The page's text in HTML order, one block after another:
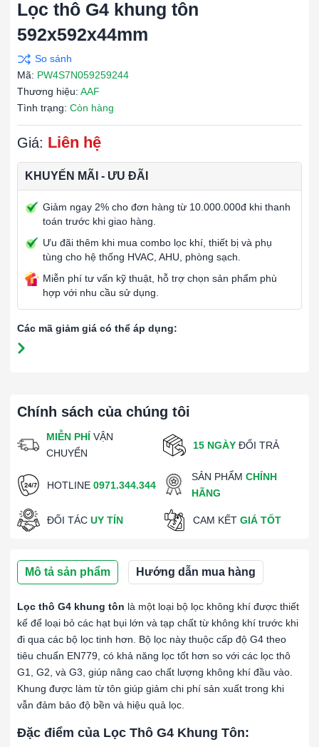
Chính sách của chúng tôi
MIỄN PHÍ VẬN
CHUYỂN
15 NGÀY ĐỔI TRẢ
HOTLINE 0971.344.344
SẢN PHẨMCHÍNH
HÃNG
ĐỐI TÁC UY TÍN CAM KẾT GIÁ TỐT
Mô tả sản phẩm Hướng dẫn mua hàng
Lọc thô G4 khung tôn là một loại bộ lọc không khí được thiết
kế để loại bỏ các hạt bụi lớn và tạp chất từ không khí trước khi
đi qua các bộ lọc tinh hơn. Bộ lọc này thuộc cấp độ G4 theo
tiêu chuẩn EN779, có khả năng lọc tốt hơn so với các lọc thô
G1, G2, và G3, giúp nâng cao chất lượng không khí đầu vào.
Khung được làm từ tôn giúp giảm chi phí sản xuất trong khi
vẫn đảm bảo độ bền và hiệu quả lọc.
Đặc điểm của Lọc Thô G4 Khung Tôn:
Lọc thô G4 khung tôn
592x592x44mm
Mã: PW4S7N059259244
Thương hiệu: AAF
Tình trạng: Còn hàng
Giá: Liên hệ
KHUYẾN MÃI - ƯU ĐÃI
Giảm ngay 2% cho đơn hàng từ 10.000.000đ khi thanh
toán trước khi giao hàng.
Ưu đãi thêm khi mua combo lọc khí, thiết bị và phụ
tùng cho hệ thống HVAC, AHU, phòng sạch.
Miễn phí tư vấn kỹ thuật, hỗ trợ chọn sản phẩm phù
hợp với nhu cầu sử dụng.
Các mã giảm giá có thể áp dụng: